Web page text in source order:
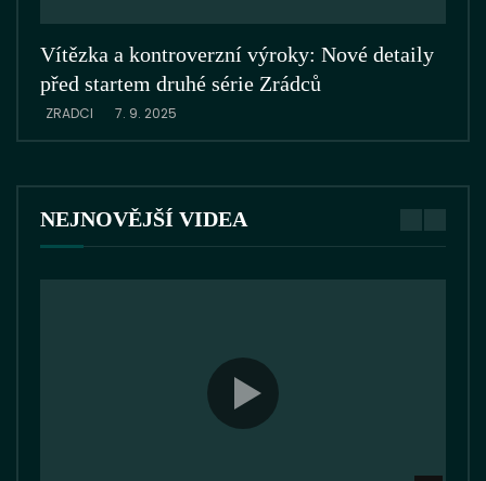
Vítězka a kontroverzní výroky: Nové detaily
před startem druhé série Zrádců
ZRADCI 7. 9. 2025
NEJNOVĚJŠÍ VIDEA